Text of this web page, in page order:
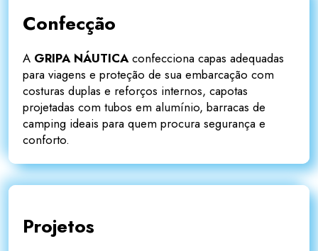
Confecção
A GRIPA NÁUTICAconfecciona capas adequadas
para viagens e proteção de sua embarcação com
costuras duplas e reforços internos, capotas
projetadas com tubos em alumínio, barracas de
camping ideais para quem procura segurança e
conforto.
Projetos